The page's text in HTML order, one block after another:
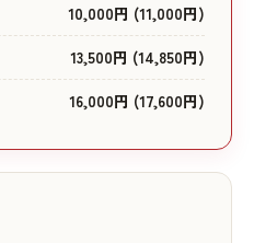
10,000円 (11,000円)
13,500円 (14,850円)
16,000円 (17,600円)